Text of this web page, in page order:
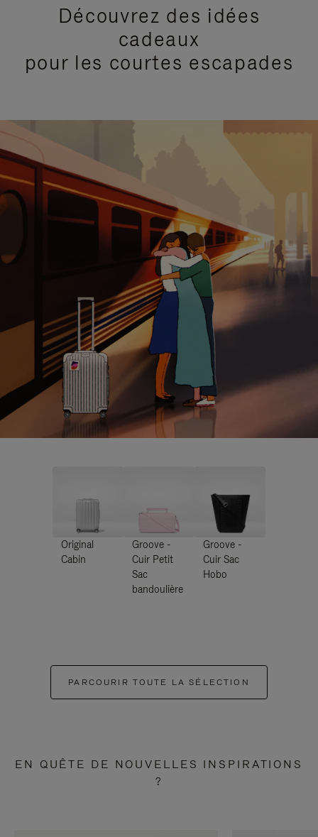
Découvrez des idées
cadeaux
pour les courtes escapades
Original
Cabin
Groove -
Cuir Petit
Sac
bandoulière
Groove -
Cuir Sac
Hobo
PARCOURIR TOUTE LA SÉLECTION
EN QUÊTE DE NOUVELLES INSPIRATIONS
?